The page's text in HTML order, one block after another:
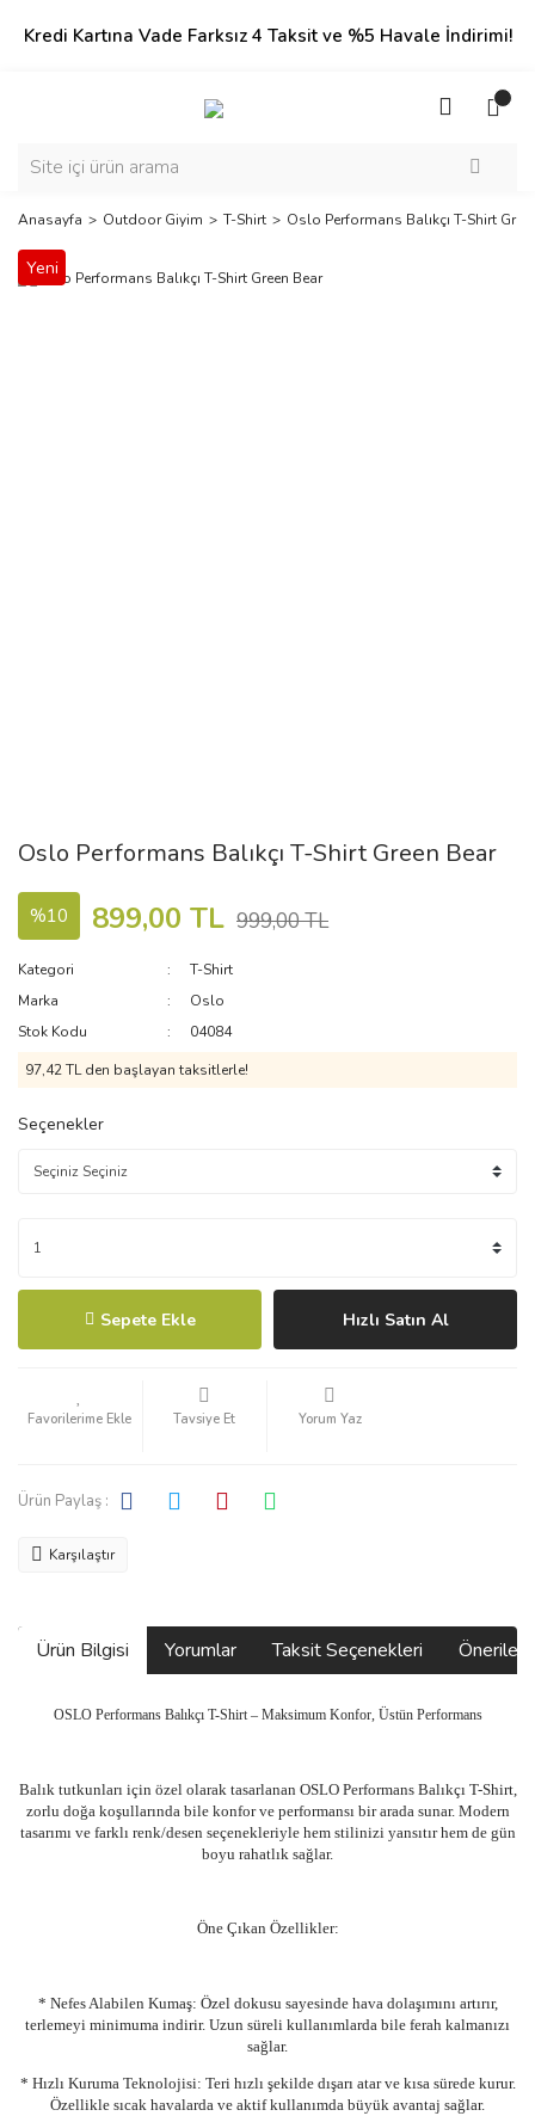
Kredi Kartına Vade Farksız 4 Taksit ve %5 Havale İndirimi!
Anasayfa Outdoor Giyim T-Shirt Oslo Performans Balıkçı T-Shirt
Yeni
Oslo Performans Balıkçı T-Shirt Green Bear
%10 899,00 TL 999,00 TL
Kategori
T-Shirt
Marka
Oslo
Stok Kodu
04084
97,42 TL den başlayan taksitlerle!
Seçenekler
Sepete Ekle Hızlı Satın Al
Tavsiye Et Yorum Yaz
Ürün Paylaş :
Karşılaştır
Ürün Bilgisi Yorumlar Taksit Seçenekleri
OSLO Performans Balıkçı T-Shirt – Maksimum Konfor, Üstün Performans
Balık tutkunları için özel olarak tasarlanan OSLO Performans Balıkçı T-Shirt,
zorlu doğa koşullarında bile konfor ve performansı bir arada sunar. Modern
tasarımı ve farklı renk/desen seçenekleriyle hem stilinizi yansıtır hem de gün
boyu rahatlık sağlar.
Öne Çıkan Özellikler:
* Nefes Alabilen Kumaş: Özel dokusu sayesinde hava dolaşımını artırır,
terlemeyi minimuma indirir. Uzun süreli kullanımlarda bile ferah kalmanızı
sağlar.
* Hızlı Kuruma Teknolojisi: Teri hızlı şekilde dışarı atar ve kısa sürede kurur.
Özellikle sıcak havalarda ve aktif kullanımda büyük avantaj sağlar.